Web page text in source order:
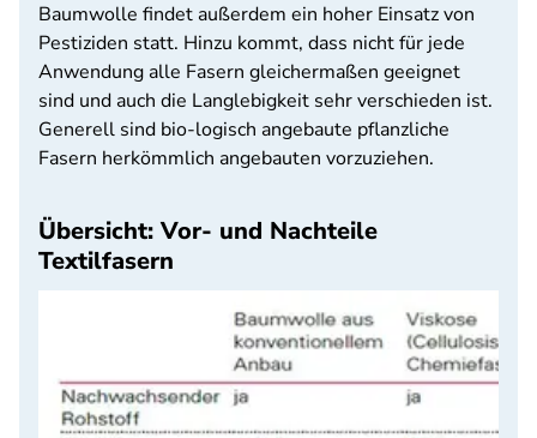
Baumwolle findet außerdem ein hoher Einsatz von
Pestiziden statt. Hinzu kommt, dass nicht für jede
Anwendung alle Fasern gleichermaßen geeignet
sind und auch die Langlebigkeit sehr verschieden ist.
Generell sind bio-logisch angebaute pflanzliche
Fasern herkömmlich angebauten vorzuziehen.
Übersicht: Vor- und Nachteile
Textilfasern